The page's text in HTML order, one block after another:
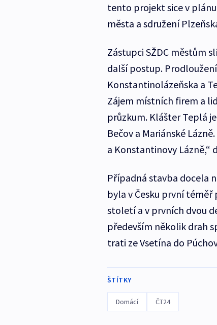
tento projekt sice v
města a sdružení
Zástupci SŽDC městům
další postup.
Konstantinolázeňska a
Zájem místních firem a
průzkum. Klášter Teplá
Bečov a Mariánské
a Konstantinovy Lázně,“
Případná stavba docela
byla v Česku první
století a v prvních dvou
především několik drah
trati ze Vsetína do
ŠTÍTKY
Domácí ČT24